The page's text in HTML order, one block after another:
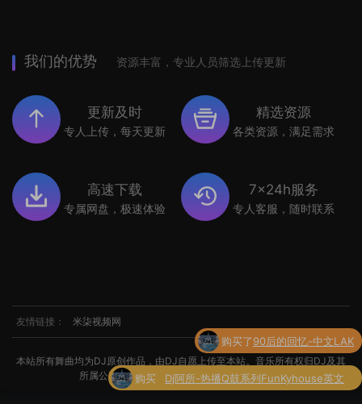
我们的优势 资源丰富，专业人员筛选上传更新
更新及时
专人上传，每天更新
精选资源
各类资源，满足需求
高速下载
专属网盘，极速体验
7x24h服务
专人客服，随时联系
友情链接： 米柒视频网
本站所有舞曲均为DJ原创作品，由DJ自愿上传至本站。音乐所有权归DJ及其
所属公司所有。如涉及侵权，请联系我们处理。
了
Dj阿所-热播Q鼓系列FunKyhouse英文
串烧
购买了世界杯专辑小串